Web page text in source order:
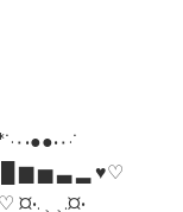
˙·٠•●●•٠·˙*¨`*:•. en güzel şekil.•:*¨`*˙·٠•●●•٠·˙
▆ ▅ ▃ ▂ ♥♡
¤•.¸¸.¤•